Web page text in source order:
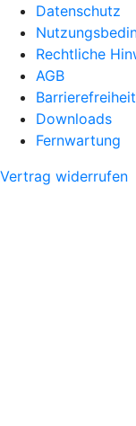
Datenschutz
Rechtliche
AGB
Barrierefreiheit
Downloads
Fernwartung
Vertrag widerrufen